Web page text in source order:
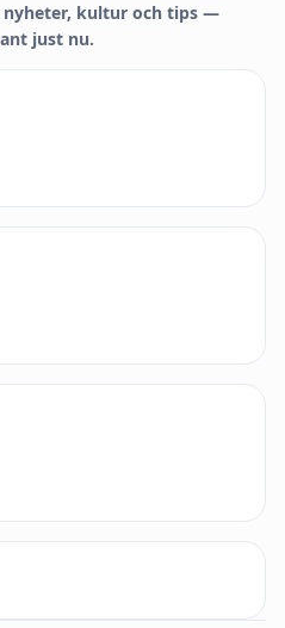
nyheter, kultur och tips —
just nu.